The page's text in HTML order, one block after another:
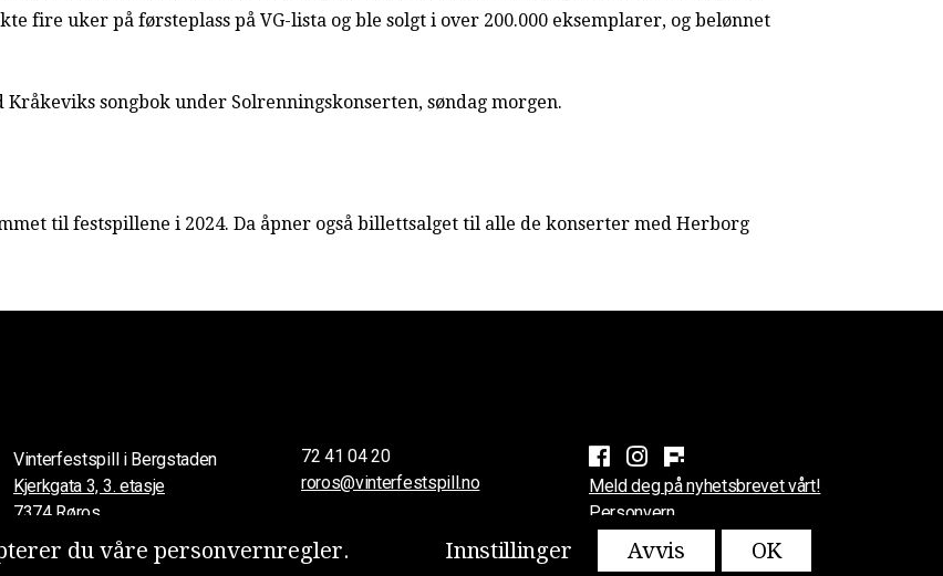
fire uker på førsteplass på VG-lista og ble solgt i over 200.000 eksemplarer, og belønnet
songbok under Solrenningskonserten, søndag morgen.
til festspillene i 2024. Da åpner også billettsalget til alle de konserter med Herborg
Vinterfestspill i Bergstaden
Kjerkgata 3, 3. etasje
7374 Røros
72 41 04 20
roros@vinterfestspill.no
Meld deg på nyhetsbrevet vårt!
Personvern
du våre person­vern­regler. Innstillinger Avvis OK